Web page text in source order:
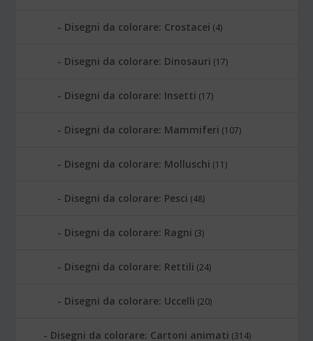
Disegni da colorare: Crostacei (4)
Disegni da colorare: Dinosauri (17)
Disegni da colorare: Insetti (17)
Disegni da colorare: Mammiferi (107)
Disegni da colorare: Molluschi (11)
Disegni da colorare: Pesci (48)
Disegni da colorare: Ragni (3)
Disegni da colorare: Rettili (24)
Disegni da colorare: Uccelli (20)
Disegni da colorare: Cartoni animati (314)